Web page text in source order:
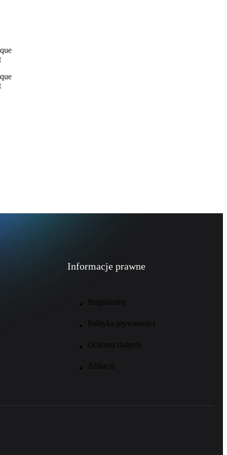
Informacje prawne
Regulaminy
Polityka prywatności
Ochrona danych
Afiliacja